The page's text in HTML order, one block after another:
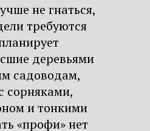
не гнаться,
требуются
деревьями
садоводам,
и тонкими
«профи» нет